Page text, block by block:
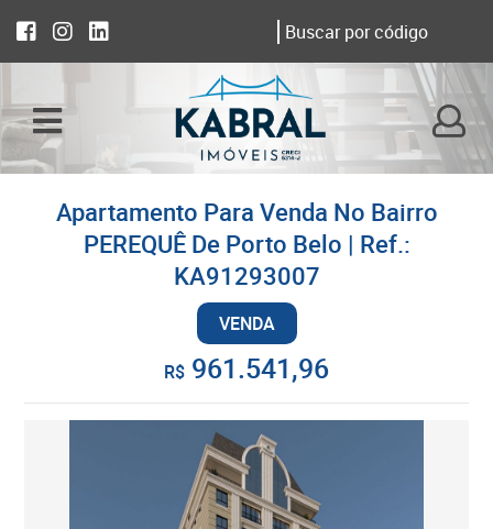
Apartamento Para Venda No Bairro
PEREQUÊ De Porto Belo | Ref.:
KA91293007
VENDA
R$ 961.541,96